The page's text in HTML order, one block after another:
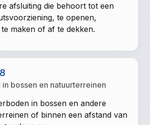
afsluiting die behoort tot een
te openen,
maken of af te dekken.
bossen en natuurterreinen
in bossen en andere
of binnen een afstand van